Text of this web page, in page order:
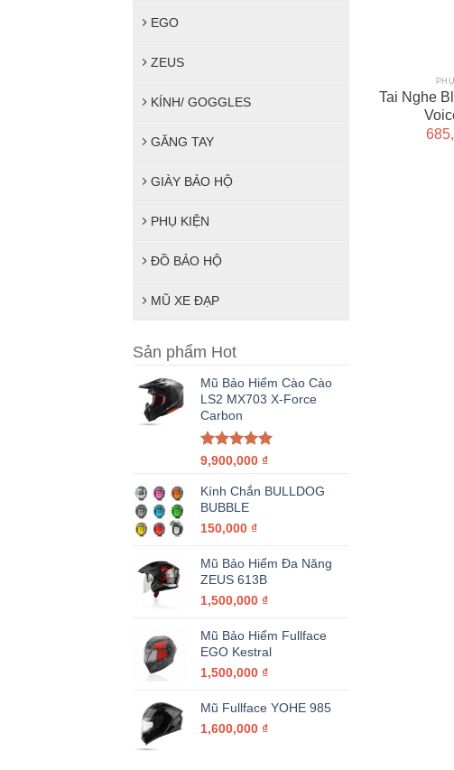
EGO
ZEUS
KÍNH/ GOGGLES
GĂNG TAY
GIÀY BẢO HỘ
PHỤ KIỆN
ĐỒ BẢO HỘ
MŨ XE ĐẠP
Sản phẩm Hot
Mũ Bảo Hiểm Cào Cào
LS2 MX703 X-Force
Carbon
Được xếp
5 sao
9,900,000 ₫
Kính Chắn BULLDOG
BUBBLE
150,000 ₫
Mũ Bảo Hiểm Đa Năng
ZEUS 613B
1,500,000 ₫
Mũ Bảo Hiểm Fullface
EGO Kestral
1,500,000 ₫
Mũ Fullface YOHE 985
1,600,000 ₫
Tai Nghe